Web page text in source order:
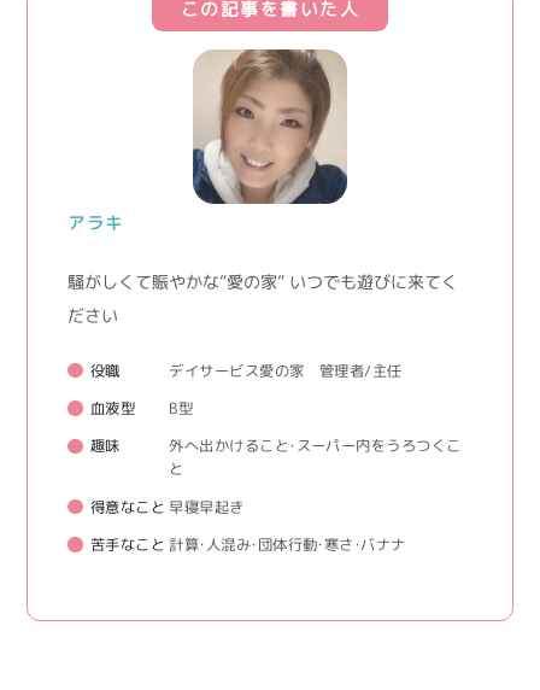
この記事を書いた人
アラキ
騒がしくて賑やかな”愛の家” いつでも遊びに来てく
ださい
役職 デイサービス愛の家 管理者/主任
血液型 B型
趣味
外へ出かけること・スーパー内をうろつくこ
と
得意なこと 早寝早起き
苦手なこと 計算・人混み・団体行動・寒さ・バナナ